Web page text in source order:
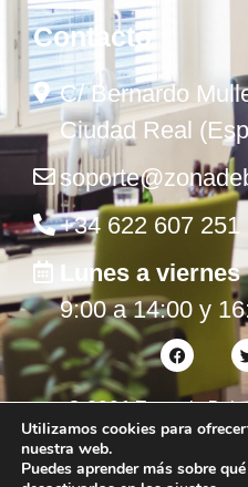
Contacto
C/ Bernardo
Ciudad Real
+34 622 607 251
Lunes a viernes
9:00 a 14:00 y
©2026Zona de
Utilizamos cookies para
nuestra web.
Puedes aprender más sobre